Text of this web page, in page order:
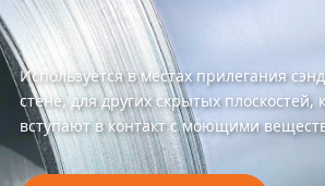
Используется в местах прилегания
стене, для других скрытых плоскостей,
вступают в контакт с моющими